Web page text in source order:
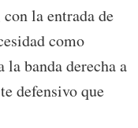
la entrada de
como
banda derecha a
defensivo que